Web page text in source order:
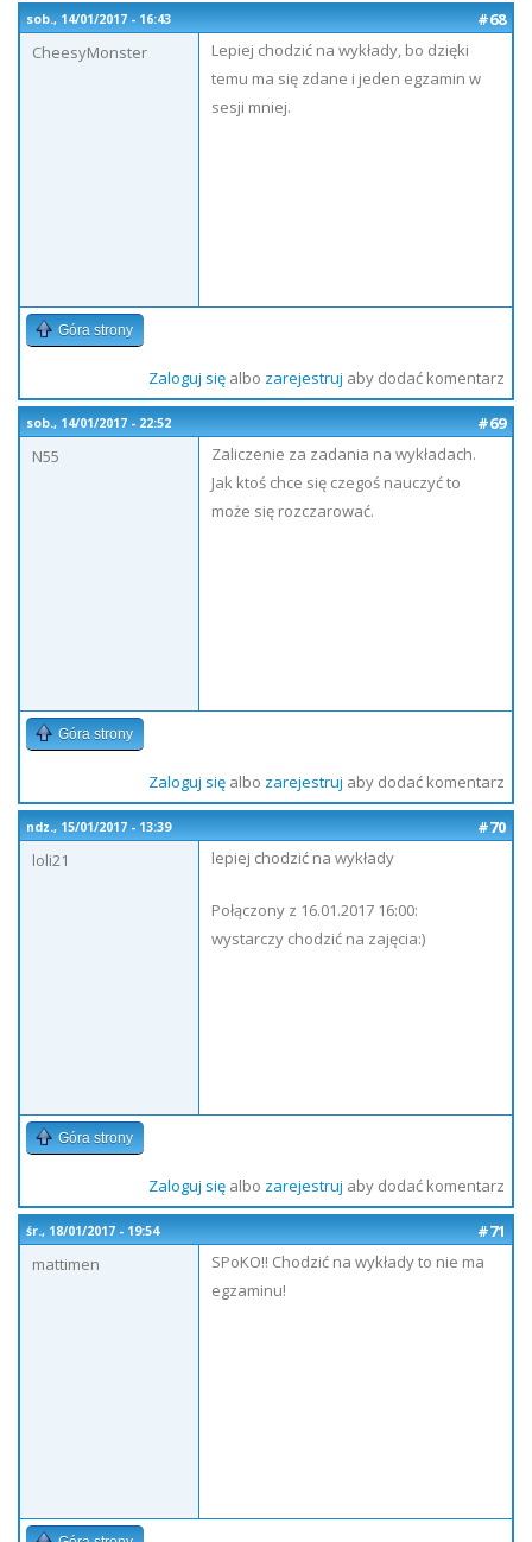
sob., 14/01/2017 - 16:43
#68
CheesyMonster
Lepiej chodzić na wykłady, bo dzięki
temu ma się zdane i jeden egzamin w
sesji mniej.
Góra strony
Zaloguj sięalbo zarejestruj aby dodać komentarz
sob., 14/01/2017 - 22:52
#69
N55
Zaliczenie za zadania na wykładach.
Jak ktoś chce się czegoś nauczyć to
może się rozczarować.
Góra strony
Zaloguj sięalbo zarejestruj aby dodać komentarz
ndz., 15/01/2017 - 13:39
#70
loli21
lepiej chodzić na wykłady
Połączony z 16.01.2017 16:00:
wystarczy chodzić na zajęcia:)
Góra strony
Zaloguj sięalbo zarejestruj aby dodać komentarz
śr., 18/01/2017 - 19:54
#71
mattimen
SPoKO!! Chodzić na wykłady to nie ma
egzaminu!